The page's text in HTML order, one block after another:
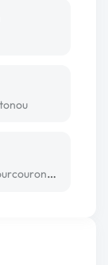
Développeurs web à Évry-Courcouronnes